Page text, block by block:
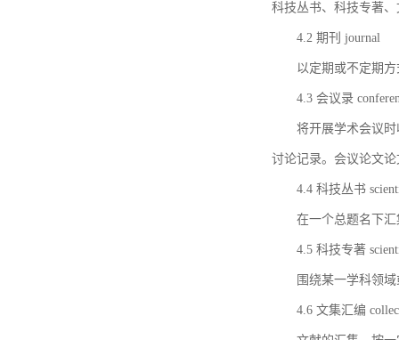
科技丛书、科技专著
4.2 期刊 journal
以定期或不定期
4.3 会议录
将开展学术会议
讨论记录。会议论文
4.4 科技丛书
在一个总题名下
4.5 科技专著
围绕某一学科领
4.6 文集汇编